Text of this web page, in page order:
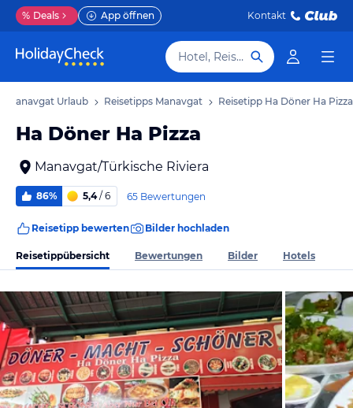
% Deals App öffnen Kontakt
Hotel, Reiseziel
Manavgat Urlaub Reisetipps Manavgat Reisetipp Ha Döner Ha Pizza
Ha Döner Ha Pizza
Manavgat/Türkische Riviera
86% 5,4/ 6 65 Bewertungen
Reisetipp bewerten Bilder hochladen
Reisetippübersicht Bewertungen Bilder Hotels